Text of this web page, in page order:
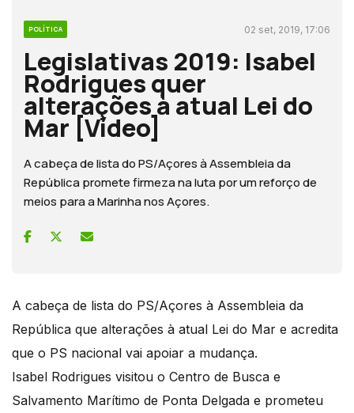
POLÍTICA 02 set, 2019, 17:06
Legislativas 2019: Isabel
Rodrigues quer
alterações à atual Lei do
Mar [Vídeo]
A cabeça de lista do PS/Açores à Assembleia da
República promete firmeza na luta por um reforço de
meios para a Marinha nos Açores.
A cabeça de lista do PS/Açores à Assembleia da
República que alterações à atual Lei do Mar e acredita
que o PS nacional vai apoiar a mudança.
Isabel Rodrigues visitou o Centro de Busca e
Salvamento Marítimo de Ponta Delgada e prometeu